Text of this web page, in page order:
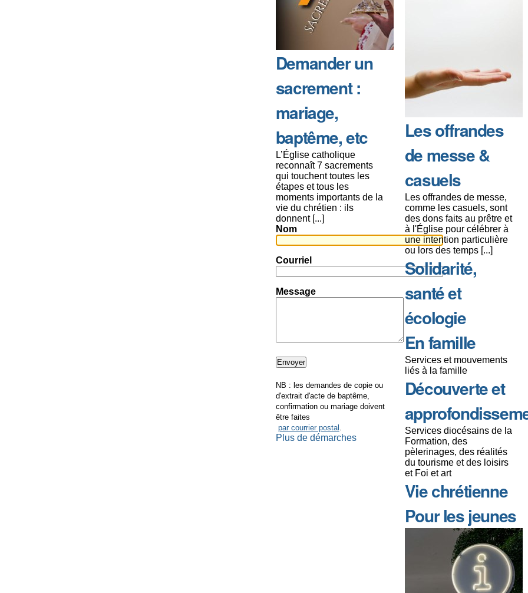
Demander un
sacrement :
mariage,
baptême, etc
L’Église catholique
reconnaît 7 sacrements
qui touchent toutes les
étapes et tous les
moments importants de la
vie du chrétien : ils
donnent [...]
Nom
Courriel
Message
NB : les demandes de copie ou
d'extrait d'acte de baptême,
confirmation ou mariage doivent
être faites
par courrier postal .
Plus de démarches
Les offrandes
de messe &
casuels
Les offrandes de messe,
comme les casuels, sont
des dons faits au prêtre et
à l'Église pour célébrer à
une intention particulière
ou lors des temps [...]
Solidarité,
santé et
écologie
En famille
Services et mouvements
liés à la famille
Découverte et
Services diocésains de la
Formation, des
pèlerinages, des réalités
du tourisme et des loisirs
et Foi et art
Vie chrétienne
Pour les jeunes